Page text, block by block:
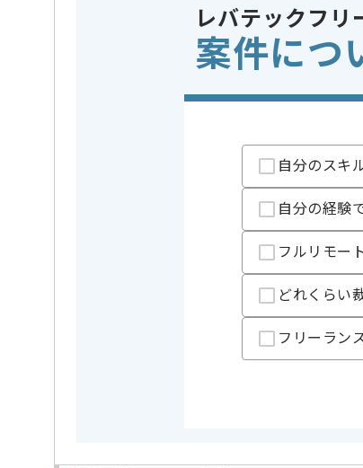
・機密情報を適切に扱
歓迎スキル
・セキュリ
・セールス
・SSO、
・AIツール
・顧客向け
・PoC運用
※上記に似た経験やスキル
業務内容
情
20
今回は外資系セキュリティSaaS販売支援案件
レバテックフリ
案件につ
自分のスキ
自分の経験
フルリモー
どれくらい
フリーラン